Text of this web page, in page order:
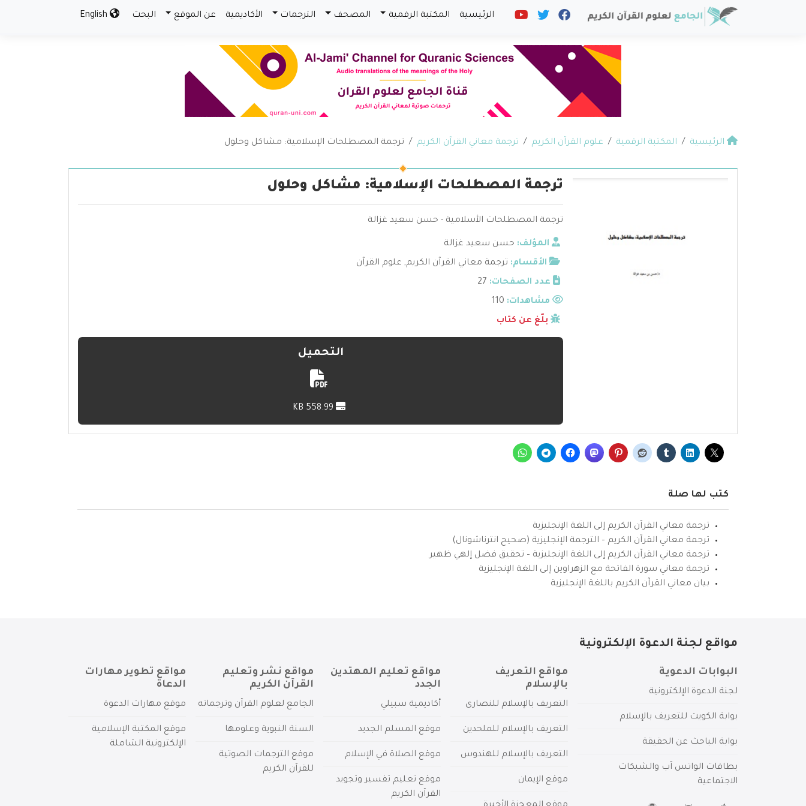
الرئيسية المكتبة الرقمية المصحف الترجمات الأكاديمية عن الموقع البحث
الرئيسية المكتبة الرقمية علوم القرآن الكريم ترجمة معاني القرآن الكريم ترجمة المصطلحات الإسلامية: مشاكل وحلول
ترجمة المصطلحات الإسلامية: مشاكل وحلول
ترجمة المصطلحات الأسلامية - حسن سعيد غزالة
المؤلف: حسن سعيد غزالة
الأقسام: ترجمة معاني القرآن الكريم, علوم القرآن
عدد الصفحات: 27
مشاهدات:
بلّغ عن كتاب
التحميل
كتب لها صلة
ترجمة معاني القرآن الكريم إلى اللغة الإنجليزية
ترجمة معاني القرآن الكريم – الترجمة الإنجليزية (صحيح انترناشونال)
ترجمة معاني القرآن الكريم إلى اللغة الإنجليزية – تحقيق فضل إلهي ظهير
ترجمة معاني سورة الفاتحة مع الزهراوين إلى اللغة الإنجليزية
بيان معاني القرآن الكريم باللغة الإنجليزية
مواقع لجنة الدعوة الإلكترونية
البوابات الدعوية
لجنة الدعوة الإلكترونية
بوابة الكويت للتعريف بالإسلام
بوابة الباحث عن الحقيقة
بطاقات الواتس آب والشبكات
الاجتماعية
مواقع التعريف
بالإسلام
التعريف بالإسلام للنصارى
التعريف بالإسلام للملحدين
التعريف بالإسلام للهندوس
موقع الإيمان
مواقع تعليم المهتدين
الجدد
أكاديمية سبيلي
موقع المسلم الجديد
موقع الصلاة في الإسلام
موقع تعليم تفسير وتجويد
القرآن الكريم
مواقع نشر وتعليم
القرآن الكريم
الجامع لعلوم القرآن وترجماته
السنة النبوية وعلومها
موقع الترجمات الصوتية
للقرآن الكريم
مواقع تطوير مهارات
الدعاة
موقع مهارات الدعوة
موقع المكتبة الإسلامية
الإلكترونية الشاملة